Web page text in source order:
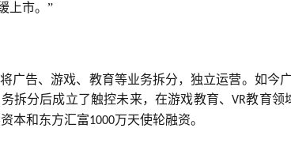
上市。”
广告、游戏、教育等业务拆分，独立运营。如今
拆分后成立了触控未来，在游戏教育、VR教育领
本和东方汇富1000万天使轮融资。